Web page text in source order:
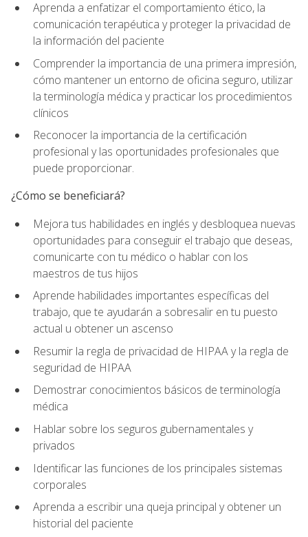
Aprenda a enfatizar el comportamiento ético, la
comunicación terapéutica y proteger la privacidad de
la información del paciente
Comprender la importancia de una primera impresión,
cómo mantener un entorno de oficina seguro, utilizar
la terminología médica y practicar los procedimientos
clínicos
Reconocer la importancia de la certificación
profesional y las oportunidades profesionales que
puede proporcionar.
¿Cómo se beneficiará?
Mejora tus habilidades en inglés y desbloquea nuevas
oportunidades para conseguir el trabajo que deseas,
comunicarte con tu médico o hablar con los
maestros de tus hijos
Aprende habilidades importantes específicas del
trabajo, que te ayudarán a sobresalir en tu puesto
actual u obtener un ascenso
Resumir la regla de privacidad de HIPAA y la regla de
seguridad de HIPAA
Demostrar conocimientos básicos de terminología
médica
Hablar sobre los seguros gubernamentales y
privados
Identificar las funciones de los principales sistemas
corporales
Aprenda a escribir una queja principal y obtener un
historial del paciente